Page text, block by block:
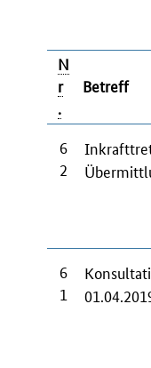
N
r
.
Betreff
6
2
6
1